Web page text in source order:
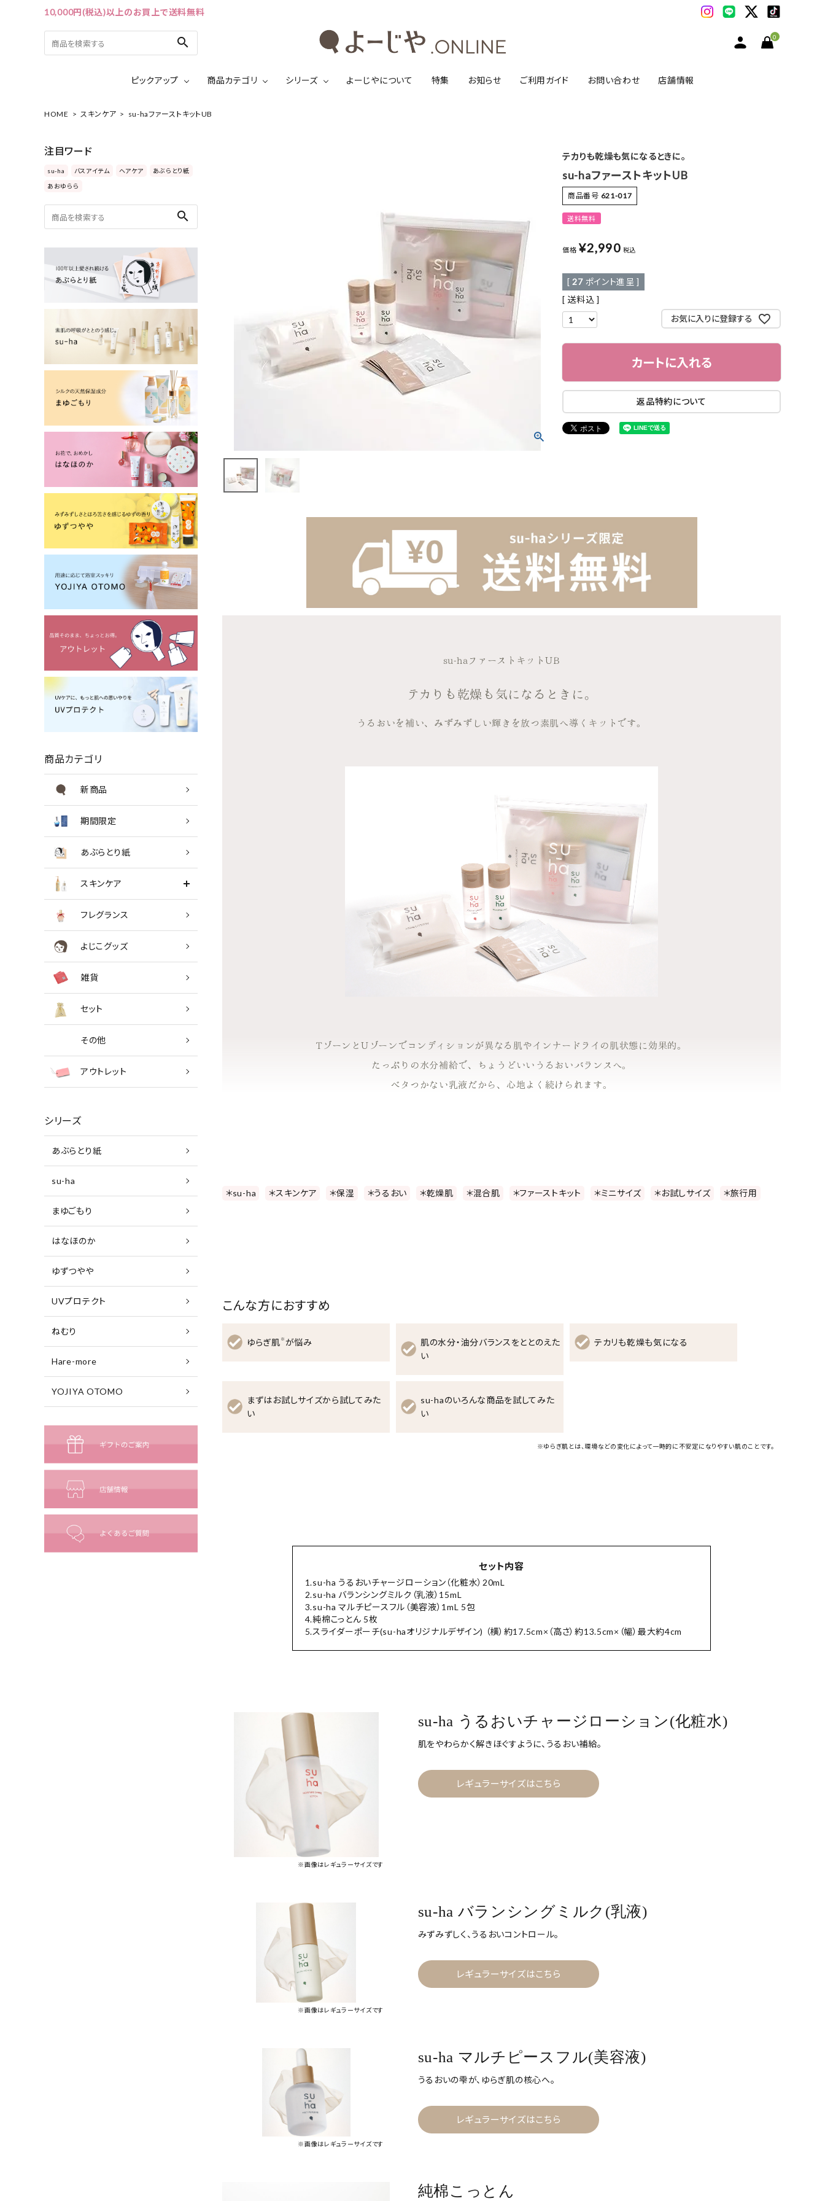
10,000円(税込)以上のお買上で送料無料
search 0
ピックアップ 商品カテゴリ シリーズ よーじやについて 特集 お知らせ ご利用ガイド お問い合わせ 店舗情報
ACCOUNT MENU
カテゴリーから探す
よーじやについて
お客さま向け窓口(お問い合わせ)
HOME スキンケア su-haファーストキットUB
注目ワード
su-ha バスアイテム ヘアケア あぶらとり紙
あおゆらら
search
商品カテゴリ
新商品
期間限定
あぶらとり紙
スキンケア
フレグランス
よじこグッズ
雑貨
セット
その他
アウトレット
シリーズ
あぶらとり紙
su-ha
まゆごもり
はなほのか
ゆずつやや
UVプロテクト
ねむり
Hare-more
YOJIYA OTOMO
テカりも乾燥も気になるときに。
su-haファーストキットUB
商品番号 621-017
送料無料
価格 ¥2,990 税込
[ 27 ポイント進呈 ]
送料込
お気に入りに登録する
カートに入れる
返品特約について
su-haファーストキットUB
テカりも乾燥も気になるときに。
うるおいを補い、みずみずしい輝きを放つ素肌へ導くキットです。
TゾーンとUゾーンでコンディションが異なる肌やインナードライの肌状態に効果的。
たっぷりの水分補給で、ちょうどいいうるおいバランスへ。
ベタつかない乳液だから、心地よく続けられます。
＊su-ha ＊スキンケア ＊保湿 ＊うるおい ＊乾燥肌 ＊混合肌 ＊ファーストキット ＊ミニサイズ ＊お試しサイズ ＊旅行用
こんな方におすすめ
ゆらぎ肌 ※ が悩み
肌の水分・油分バランスをととのえた
い
テカリも乾燥も気になる
まずはお試しサイズから試してみた
い
su-haのいろんな商品を試してみた
い
※ゆらぎ肌とは、環境などの変化によって一時的に不安定になりやすい肌のことです。
セット内容
1.su-ha うるおいチャージローション（化粧水）20mL
2.su-ha バランシングミルク（乳液）15mL
3.su-ha マルチピースフル（美容液）1mL 5包
4.純棉こっとん 5枚
5.スライダーポーチ(su-haオリジナルデザイン) （横）約17.5cm×（高さ）約13.5cm×（幅）最大約4cm
※画像はレギュラーサイズです
su-ha うるおいチャージローション(化粧水)
肌をやわらかく解きほぐすように、うるおい補給。
レギュラーサイズはこちら
※画像はレギュラーサイズです
su-ha バランシングミルク(乳液)
みずみずしく、うるおいコントロール。
レギュラーサイズはこちら
※画像はレギュラーサイズです
su-ha マルチピースフル(美容液)
うるおいの雫が、ゆらぎ肌の核心へ。
レギュラーサイズはこちら
純棉こっとん